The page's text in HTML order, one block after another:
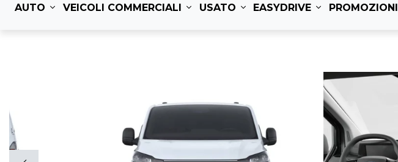
AUTO VEICOLI COMMERCIALI USATO EASYDRIVE PROMOZIONI